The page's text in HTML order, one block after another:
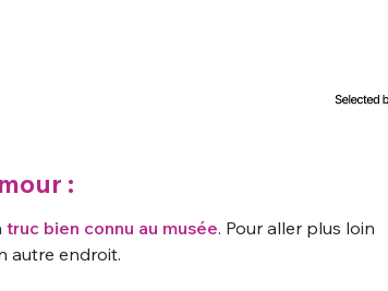
:
truc bien connu au musée. Pour aller plus loin
autre endroit.